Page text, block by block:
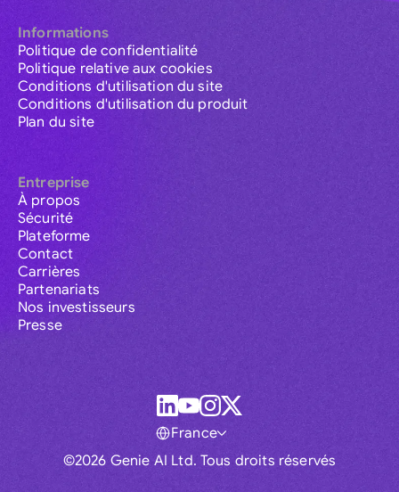
Informations
Politique de confidentialité
Politique relative aux cookies
Conditions d'utilisation du site
Conditions d'utilisation du produit
Plan du site
Entreprise
À propos
Sécurité
Plateforme
Contact
Carrières
Partenariats
Nos investisseurs
Presse
©2026 Genie AI Ltd. Tous droits réservés
France
Global